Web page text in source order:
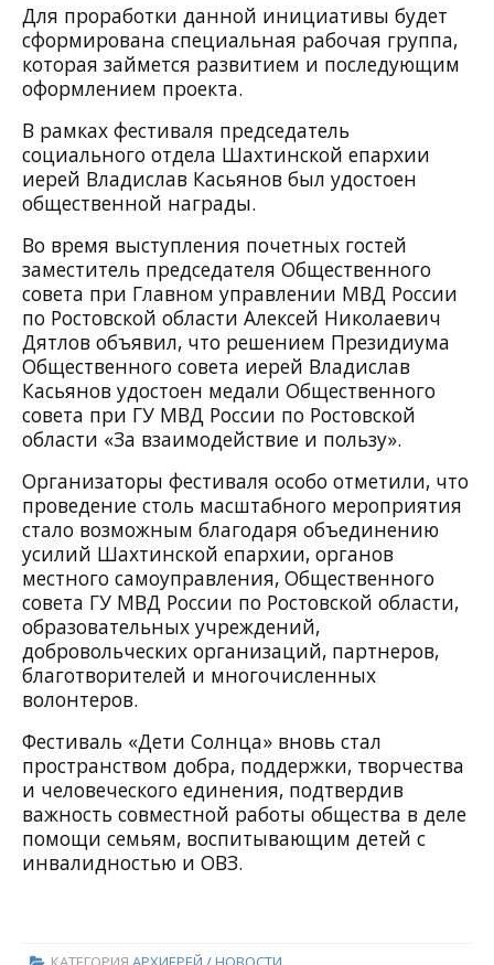
Для проработки данной инициативы будет
сформирована специальная рабочая группа,
которая займется развитием и последующим
оформлением проекта.
В рамках фестиваля председатель
социального отдела Шахтинской епархии
иерей Владислав Касьянов был удостоен
общественной награды.
Во время выступления почетных гостей
заместитель председателя Общественного
совета при Главном управлении МВД России
по Ростовской области Алексей Николаевич
Дятлов объявил, что решением Президиума
Общественного совета иерей Владислав
Касьянов удостоен медали Общественного
совета при ГУ МВД России по Ростовской
области «За взаимодействие и пользу».
Организаторы фестиваля особо отметили, что
проведение столь масштабного мероприятия
стало возможным благодаря объединению
усилий Шахтинской епархии, органов
местного самоуправления, Общественного
совета ГУ МВД России по Ростовской области,
образовательных учреждений,
добровольческих организаций, партнеров,
благотворителей и многочисленных
волонтеров.
Фестиваль «Дети Солнца» вновь стал
пространством добра, поддержки, творчества
и человеческого единения, подтвердив
важность совместной работы общества в деле
помощи семьям, воспитывающим детей с
инвалидностью и ОВЗ.